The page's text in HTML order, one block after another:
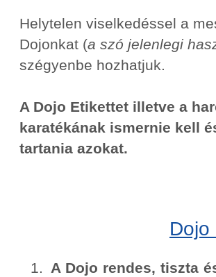
Helytelen viselkedéssel a
Dojonkat (a szó jelenlegi
szégyenbe hozhatjuk.
A Dojo Etikettet illetve a
karatékának ismernie kell
tartania azokat.
Dojo
A Dojo rendes, tiszta